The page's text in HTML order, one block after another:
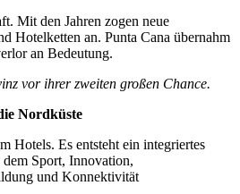
Mit den Jahren zogen neue
Hotelketten an. Punta Cana übernahm
an Bedeutung.
vor ihrer zweiten großen Chance.
Nordküste
Hotels. Es entsteht ein integriertes
Sport, Innovation,
und Konnektivität